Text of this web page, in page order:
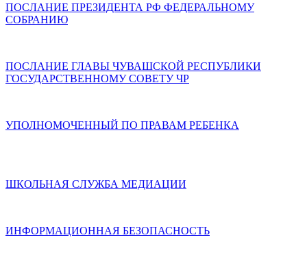
ПОСЛАНИЕ ПРЕЗИДЕНТА РФ ФЕДЕРАЛЬНОМУ
СОБРАНИЮ
ПОСЛАНИЕ ГЛАВЫ ЧУВАШСКОЙ РЕСПУБЛИКИ
ГОСУДАРСТВЕННОМУ СОВЕТУ ЧР
УПОЛНОМОЧЕННЫЙ ПО ПРАВАМ РЕБЕНКА
ШКОЛЬНАЯ СЛУЖБА МЕДИАЦИИ
ИНФОРМАЦИОННАЯ БЕЗОПАСНОСТЬ